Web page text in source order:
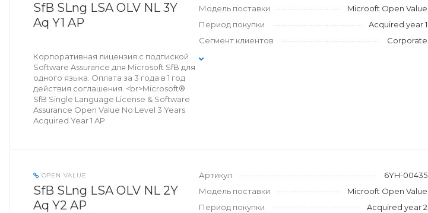
SfB SLng LSA OLV NL 3Y
Aq Y1 AP
Корпоративная лицензия с подпиской
Software Assurance для Microsoft SfB для
одного языка. Оплата за 3 года в 1 год
действия соглашения. <br>Microsoft®
SfB Single Language License & Software
Assurance Open Value No Level 3 Years
Acquired Year 1 AP
Модель поставки
Microoft Open Value
Период покупки
Acquired year 1
Сегмент клиентов
Corporate
OPEN VALUE
SfB SLng LSA OLV NL 2Y
Aq Y2 AP
Артикул
6YH-00435
Модель поставки
Microoft Open Value
Период покупки
Acquired year 2